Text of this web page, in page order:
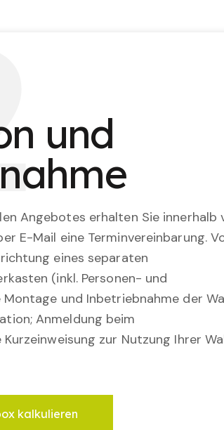
und
Angebotes erhalten Sie innerhalb
E-Mail eine Terminvereinbarung.
eines separaten
(inkl. Personen- und
und Inbetriebnahme der
Anmeldung beim
zur Nutzung Ihrer
kalkulieren